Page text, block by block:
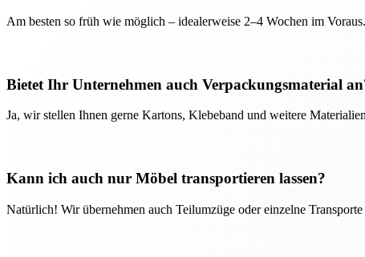
Am besten so früh wie möglich – idealerweise 2–4 Wochen im
Bietet Ihr Unternehmen auch Verpackungsmaterial
Ja, wir stellen Ihnen gerne Kartons, Klebeband und weitere
Kann ich auch nur Möbel transportieren lassen?
Natürlich! Wir übernehmen auch Teilumzüge oder einzelne